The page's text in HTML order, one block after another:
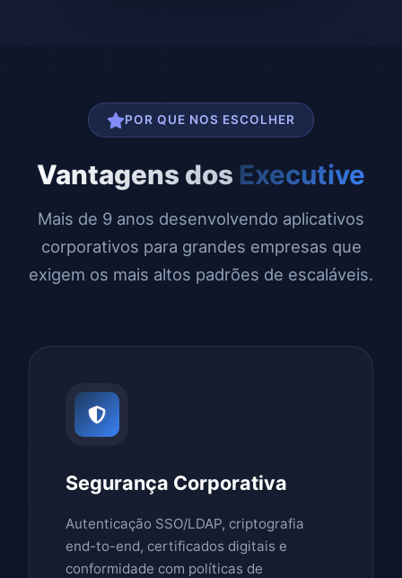
POR QUE NOS ESCOLHER
Vantagens dos Executive
Mais de 9 anos desenvolvendo aplicativos
corporativos para grandes empresas que
exigem os mais altos padrões de escaláveis.
Segurança Corporativa
Autenticação SSO/LDAP, criptografia
end-to-end, certificados digitais e
conformidade com políticas de